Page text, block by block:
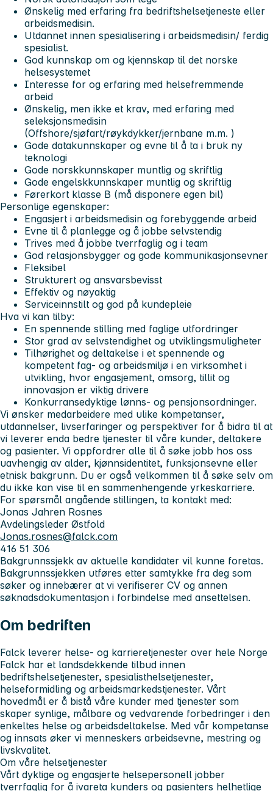
Ønskelig med erfaring fra bedriftshelsetjeneste eller
arbeidsmedisin.
Utdannet innen spesialisering i arbeidsmedisin/ ferdig
spesialist.
God kunnskap om og kjennskap til det norske
helsesystemet
Interesse for og erfaring med helsefremmende
arbeid
Ønskelig, men ikke et krav, med erfaring med
seleksjonsmedisin
(Offshore/sjøfart/røykdykker/jernbane m.m. )
Gode datakunnskaper og evne til å ta i bruk ny
teknologi
Gode norskkunnskaper muntlig og skriftlig
Gode engelskkunnskaper muntlig og skriftlig
Førerkort klasse B (må disponere egen bil)
Personlige egenskaper:
Engasjert i arbeidsmedisin og forebyggende arbeid
Evne til å planlegge og å jobbe selvstendig
Trives med å jobbe tverrfaglig og i team
God relasjonsbygger og gode kommunikasjonsevner
Fleksibel
Strukturert og ansvarsbevisst
Effektiv og nøyaktig
Serviceinnstilt og god på kundepleie
Hva vi kan tilby:
En spennende stilling med faglige utfordringer
Stor grad av selvstendighet og utviklingsmuligheter
Tilhørighet og deltakelse i et spennende og
kompetent fag- og arbeidsmiljø i en virksomhet i
utvikling, hvor engasjement, omsorg, tillit og
innovasjon er viktig drivere
Konkurransedyktige lønns- og pensjonsordninger.
Vi ønsker medarbeidere med ulike kompetanser,
utdannelser, livserfaringer og perspektiver for å bidra til at
vi leverer enda bedre tjenester til våre kunder, deltakere
og pasienter. Vi oppfordrer alle til å søke jobb hos oss
uavhengig av alder, kjønnsidentitet, funksjonsevne eller
etnisk bakgrunn. Du er også velkommen til å søke selv om
du ikke kan vise til en sammenhengende yrkeskarriere.
For spørsmål angående stillingen, ta kontakt med:
Jonas Jahren Rosnes
Avdelingsleder Østfold
Jonas.rosnes@falck.com
416 51 306
Bakgrunnssjekk av aktuelle kandidater vil kunne foretas.
Bakgrunnssjekken utføres etter samtykke fra deg som
søker og innebærer at vi verifiserer CV og annen
søknadsdokumentasjon i forbindelse med ansettelsen.
Om bedriften
Falck leverer helse- og karrieretjenester over hele Norge
Falck har et landsdekkende tilbud innen
bedriftshelsetjenester, spesialisthelsetjenester,
helseformidling og arbeidsmarkedstjenester. Vårt
hovedmål er å bistå våre kunder med tjenester som
skaper synlige, målbare og vedvarende forbedringer i den
enkeltes helse og arbeidsdeltakelse. Med vår kompetanse
og innsats øker vi menneskers arbeidsevne, mestring og
livskvalitet.
Om våre helsetjenester
Vårt dyktige og engasjerte helsepersonell jobber
tverrfaglig for å ivareta kunders og pasienters helhetlige